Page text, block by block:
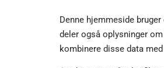
Denne hjemmeside
deler også oplysninger
kombinere disse data